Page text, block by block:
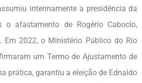
interinamente a presidência da
o afastamento de Rogério Caboclo,
Em 2022, o Ministério Público do Rio
um Termo de Ajustamento de
prática, garantiu a eleição de Ednaldo